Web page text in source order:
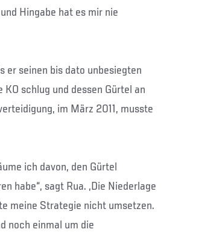
Hingabe hat es mir nie
er seinen bis dato unbesiegten
KO schlug und dessen Gürtel an
im März 2011, musste
ich davon, den Gürtel
habe“, sagt Rua. „Die Niederlage
meine Strategie nicht umsetzen.
noch einmal um die